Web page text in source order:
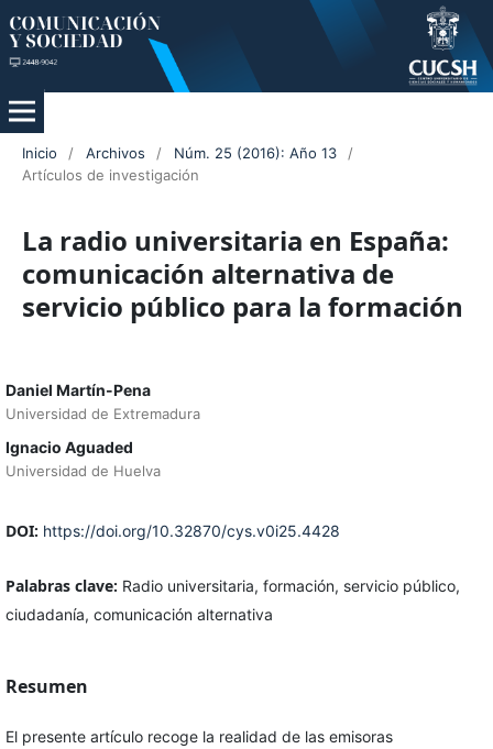
Inicio / Archivos / Núm. 25 (2016): Año 13
/
Artículos de investigación
La radio universitaria en España:
comunicación alternativa de
servicio público para la formación
Daniel Martín-Pena
Universidad de Extremadura
Ignacio Aguaded
Universidad de Huelva
DOI: https://doi.org/10.32870/cys.v0i25.4428
Palabras clave: Radio universitaria, formación, servicio público,
ciudadanía, comunicación alternativa
Resumen
El presente artículo recoge la realidad de las emisoras